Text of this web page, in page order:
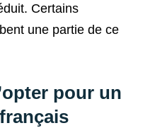
Certains
une partie de ce
pour un